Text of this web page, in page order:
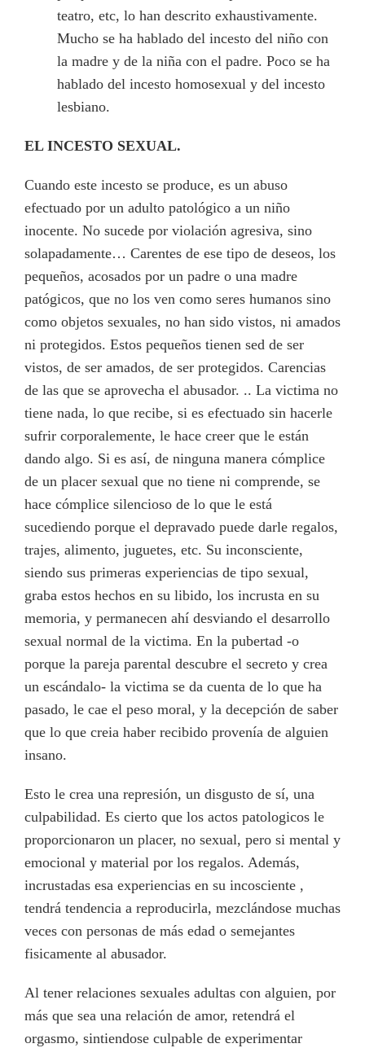
teatro, etc, lo han descrito exhaustivamente.
Mucho se ha hablado del incesto del niño con
la madre y de la niña con el padre. Poco se ha
hablado del incesto homosexual y del incesto
lesbiano.
EL INCESTO SEXUAL.
Cuando este incesto se produce, es un abuso
efectuado por un adulto patológico a un niño
inocente. No sucede por violación agresiva, sino
solapadamente… Carentes de ese tipo de deseos, los
pequeños, acosados por un padre o una madre
patógicos, que no los ven como seres humanos sino
como objetos sexuales, no han sido vistos, ni amados
ni protegidos. Estos pequeños tienen sed de ser
vistos, de ser amados, de ser protegidos. Carencias
de las que se aprovecha el abusador. .. La victima no
tiene nada, lo que recibe, si es efectuado sin hacerle
sufrir corporalemente, le hace creer que le están
dando algo. Si es así, de ninguna manera cómplice
de un placer sexual que no tiene ni comprende, se
hace cómplice silencioso de lo que le está
sucediendo porque el depravado puede darle regalos,
trajes, alimento, juguetes, etc. Su inconsciente,
siendo sus primeras experiencias de tipo sexual,
graba estos hechos en su libido, los incrusta en su
memoria, y permanecen ahí desviando el desarrollo
sexual normal de la victima. En la pubertad -o
porque la pareja parental descubre el secreto y crea
un escándalo- la victima se da cuenta de lo que ha
pasado, le cae el peso moral, y la decepción de saber
que lo que creia haber recibido provenía de alguien
insano.
Esto le crea una represión, un disgusto de sí, una
culpabilidad. Es cierto que los actos patologicos le
proporcionaron un placer, no sexual, pero si mental y
emocional y material por los regalos. Además,
incrustadas esa experiencias en su incosciente ,
tendrá tendencia a reproducirla, mezclándose muchas
veces con personas de más edad o semejantes
fisicamente al abusador.
Al tener relaciones sexuales adultas con alguien, por
más que sea una relación de amor, retendrá el
orgasmo, sintiendose culpable de experimentar